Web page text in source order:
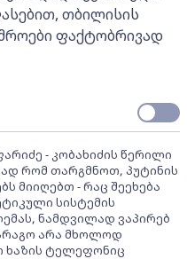
თბილისის
ფაქტობრივად
- კობახიძის წერილი
რომ თარგმნოთ, პუტინის
მიიღებთ - რაც შეეხება
სისტემის
ნამდვილად ვაპირებ
არა მხოლოდ
ხაზის ტელეფონიც